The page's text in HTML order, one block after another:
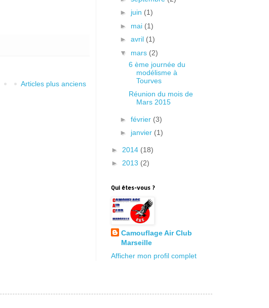
Articles plus anciens
► juin (1)
► mai (1)
► avril (1)
▼ mars (2)
6 ème journée du
modélisme à
Tourves
Réunion du mois de
Mars 2015
► février (3)
► janvier (1)
► 2014 (18)
► 2013 (2)
Qui êtes-vous ?
Camouflage Air Club
Marseille
Afficher mon profil complet